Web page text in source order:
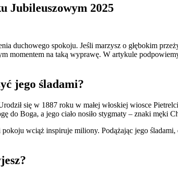
Jubileuszowym 2025
duchowego spokoju. Jeśli marzysz o głębokim
momentem na taką wyprawę. W artykule
jego śladami?
się w 1887 roku w małej włoskiej wiosce
do Boga, a jego ciało nosiło stygmaty – znaki męki
wciąż inspiruje miliony. Podążając jego